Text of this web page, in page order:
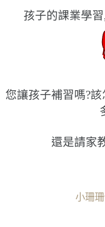
孩子的課業學
您讓孩子補習嗎?
還是請家
小珊